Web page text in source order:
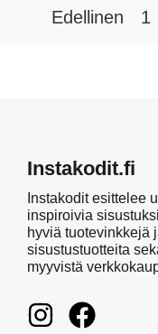
Edellinen 1
Instakodit.fi
Instakodit esittelee
inspiroivia
hyviä tuotevinkkejä
sisustustuotteita
myyvistä